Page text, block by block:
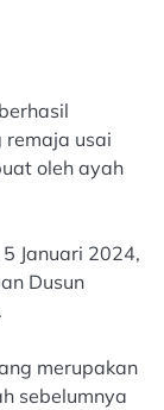
remaja usai
oleh ayah
Januari 2024,
Dusun
merupakan
sebelumnya